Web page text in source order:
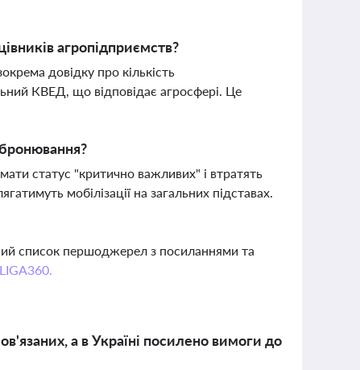
агропідприємств?
довідку про кількість
КВЕД, що відповідає агросфері. Це
статус "критично важливих" і втратять
мобілізації на загальних підставах.
список першоджерел з посиланнями та
а в Україні посилено вимоги до